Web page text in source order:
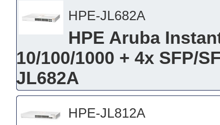
HPE-JL682A
HPE Aruba
10/100/1000 + 4x SFP/
JL682A
HPE-JL812A